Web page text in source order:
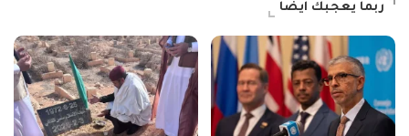
ربما يعجبك ايضاً